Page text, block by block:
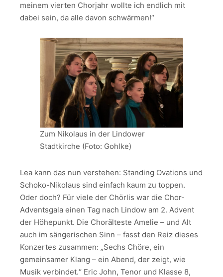
meinem vierten Chorjahr wollte ich endlich mit
dabei sein, da alle davon schwärmen!“
Zum Nikolaus in der Lindower
Stadtkirche (Foto: Gohlke)
Lea kann das nun verstehen: Standing Ovations und
Schoko-Nikolaus sind einfach kaum zu toppen.
Oder doch? Für viele der Chörlis war die Chor-
Adventsgala einen Tag nach Lindow am 2. Advent
der Höhepunkt. Die Chorälteste Amelie – und Alt
auch im sängerischen Sinn – fasst den Reiz dieses
Konzertes zusammen: „Sechs Chöre, ein
gemeinsamer Klang – ein Abend, der zeigt, wie
Musik verbindet.“ Eric John, Tenor und Klasse 8,